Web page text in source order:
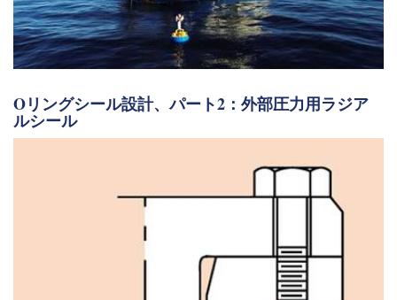
Oリングシール設計、パート2：外部圧力用ラジア
ルシール